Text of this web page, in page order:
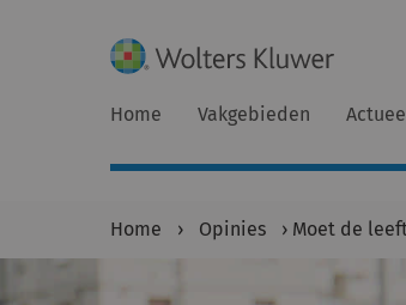
Home Vakgebieden
Home › Opinies › Moet de